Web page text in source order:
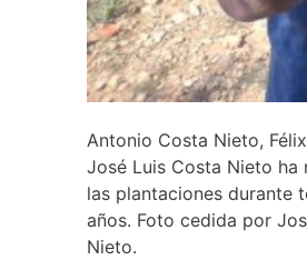
Antonio Costa Nieto,
José Luis Costa Nieto ha
las plantaciones durante
años. Foto cedida por
Nieto.